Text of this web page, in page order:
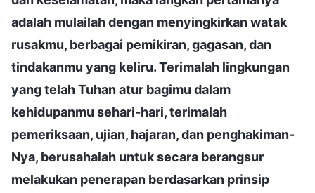
adalah mulailah dengan menyingkirkan watak
rusakmu, berbagai pemikiran, gagasan, dan
tindakanmu yang keliru. Terimalah lingkungan
yang telah Tuhan atur bagimu dalam
kehidupanmu sehari-hari, terimalah
pemeriksaan, ujian, hajaran, dan penghakiman-
Nya, berusahalah untuk secara berangsur
melakukan penerapan berdasarkan prinsip